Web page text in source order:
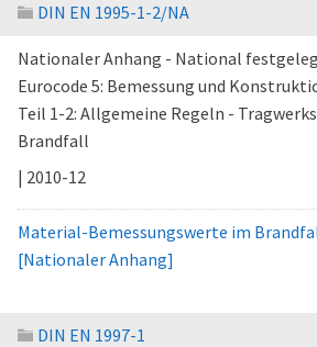
DIN EN 1995-1-2/NA
Nationaler Anhang - National
Eurocode 5: Bemessung und
Teil 1-2: Allgemeine Regeln -
Brandfall
| 2010-12
Material-Bemessungswerte im
[Nationaler Anhang]
DIN EN 1997-1